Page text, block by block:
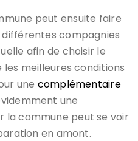
peut ensuite faire
compagnies
afin de choisir le
meilleures conditions
une complémentaire
une
la commune peut se voir
en amont.